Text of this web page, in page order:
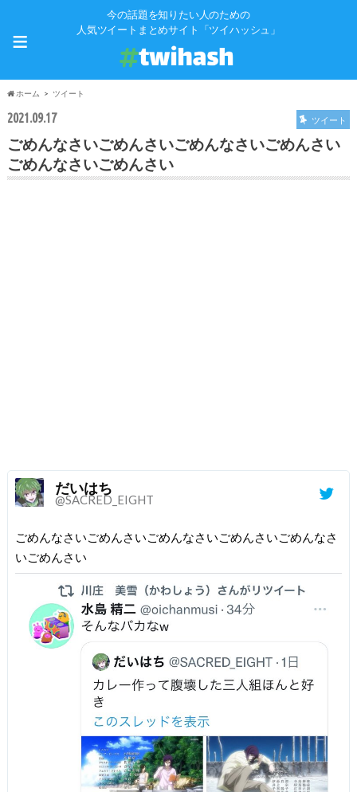
今の話題を知りたい人のための
人気ツイートまとめサイト「ツイハッシュ」
≡
ホーム ツイート
2021.09.17 ツイート
ごめんなさいごめんさいごめんなさいごめんさい
ごめんなさいごめんさい
だいはち
@SACRED_EIGHT
ごめんなさいごめんさいごめんなさいごめんさいごめんなさ
いごめんさい